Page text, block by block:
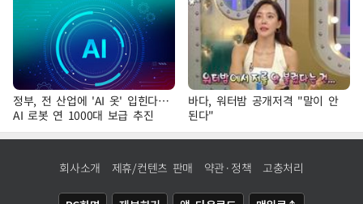
정부, 전 산업에 'AI 옷' 입힌다…
AI 로봇 연 1000대 보급 추진
바다, 워터밤 공개저격 "말이 안
된다"
회사소개 제휴/컨텐츠 판매 약관·정책 고충처리